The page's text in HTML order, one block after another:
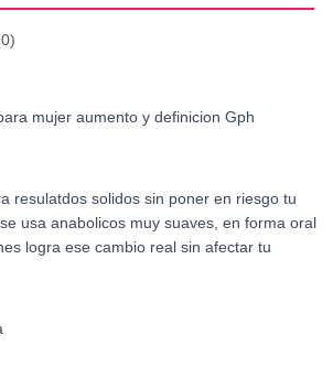
mujer aumento y definicion Gph
resulatdos solidos sin poner en riesgo tu
usa anabolicos muy suaves, en forma oral
logra ese cambio real sin afectar tu